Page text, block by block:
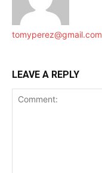
tomyperez@gmail.com
LEAVE A REPLY